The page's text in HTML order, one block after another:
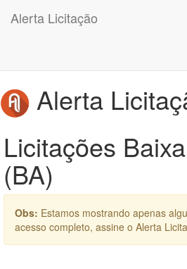
Alerta Licitação
Alerta
Licitações
(BA)
Obs: Estamos mostrando apenas
acesso completo, assine o Alerta